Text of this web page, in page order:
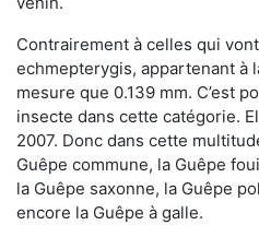
Contrairement à celles qui
echmepterygis, appartenant à
mesure que 0.139 mm. C’est
insecte dans cette catégorie.
2007. Donc dans cette
Guêpe commune, la Guêpe
la Guêpe saxonne, la Guêpe
encore la Guêpe à galle.